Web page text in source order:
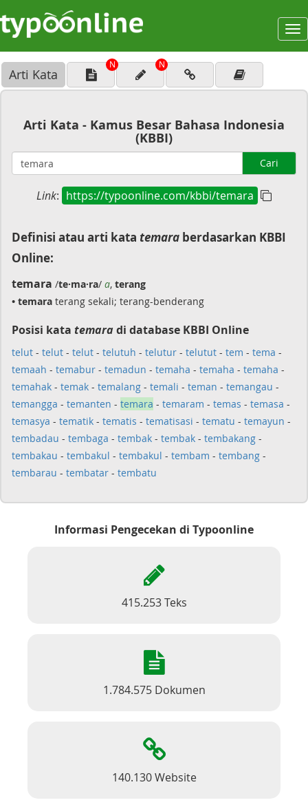
Arti Kata
N N
Arti Kata - Kamus Besar Bahasa Indonesia
(KBBI)
Cari
Link: https://typoonline.com/kbbi/temara
Definisi atau arti kata temara berdasarkan KBBI
Online:
temara /te·ma·ra/ a, terang
• temara terang sekali; terang-benderang
Posisi kata temaradi database KBBI Online
telut - telut - telut - telutuh - telutur - telutut - tem - tema -
temaah - temabur - temadun - temaha - temaha - temaha -
temahak - temak - temalang - temali - teman - temangau -
temangga - temanten - temara - temaram - temas - temasa -
temasya - tematik - tematis - tematisasi - tematu - temayun -
tembadau - tembaga - tembak - tembak - tembakang -
tembakau - tembakul - tembakul - tembam - tembang -
tembarau - tembatar - tembatu
Informasi Pengecekan di Typoonline
415.253 Teks
1.784.575 Dokumen
140.130 Website